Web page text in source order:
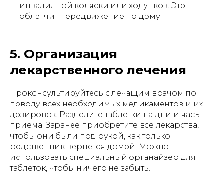
инвалидной коляски или ходунков. Это
облегчит передвижение по дому.
5. Организация
лекарственного лечения
Проконсультируйтесь с лечащим врачом по
поводу всех необходимых медикаментов и их
дозировок. Разделите таблетки на дни и часы
приема. Заранее приобретите все лекарства,
чтобы они были под рукой, как только
родственник вернется домой. Можно
использовать специальный органайзер для
таблеток, чтобы ничего не забыть.